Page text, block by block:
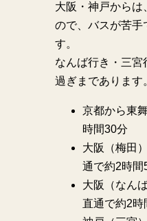
大阪・神戸からは
ので、バスが苦手
す。
なんば行き・三
過ぎまであります
京都から東
時間30分
大阪（梅田
通で約2時間
大阪（なん
直通で約2時